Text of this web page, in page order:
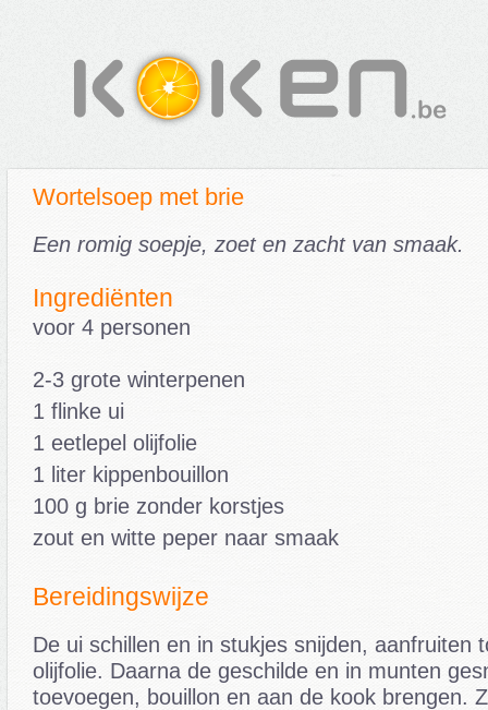
Wortelsoep met brie
Een romig soepje, zoet en zacht van smaak.
Ingrediënten
voor 4 personen
2-3 grote winterpenen
1 flinke ui
1 eetlepel olijfolie
1 liter kippenbouillon
100 g brie zonder korstjes
zout en witte peper naar smaak
Bereidingswijze
De ui schillen en in stukjes snijden, aanfruiten
olijfolie. Daarna de geschilde en in munten
toevoegen, bouillon en aan de kook brengen.